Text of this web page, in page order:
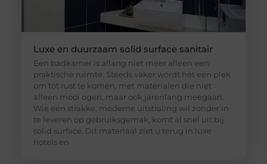
Luxe en duurzaam solid surface sanitair
Een badkamer is allang niet meer alleen een
praktische ruimte. Steeds vaker wordt het een plek
om tot rust te komen, met materialen die niet
alleen mooi ogen, maar ook jarenlang meegaan.
Wie een strakke, moderne uitstraling wil zonder in
te leveren op gebruiksgemak, komt al snel uit bij
solid surface. Dit materiaal ziet u terug in luxe
hotels en